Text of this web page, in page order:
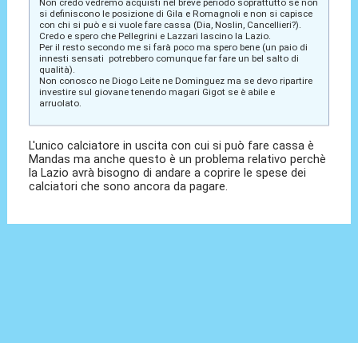
Non credo vedremo acquisti nel breve periodo soprattutto se non
si definiscono le posizione di Gila e Romagnoli e non si capisce
con chi si può e si vuole fare cassa (Dia, Noslin, Cancellieri?).
Credo e spero che Pellegrini e Lazzari lascino la Lazio.
Per il resto secondo me si farà poco ma spero bene (un paio di
innesti sensati potrebbero comunque far fare un bel salto di
qualità).
Non conosco ne Diogo Leite ne Dominguez ma se devo ripartire
investire sul giovane tenendo magari Gigot se è abile e
arruolato.
L'unico calciatore in uscita con cui si può fare cassa è
Mandas ma anche questo è un problema relativo perchè
la Lazio avrà bisogno di andare a coprire le spese dei
calciatori che sono ancora da pagare.